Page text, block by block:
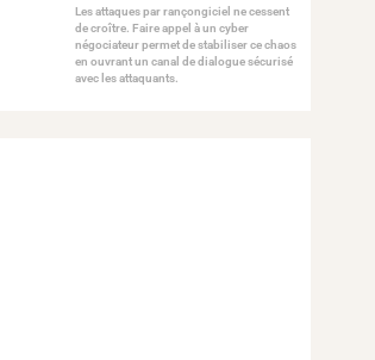
Les attaques par rançongiciel ne cessent
de croître. Faire appel à un cyber
négociateur permet de stabiliser ce chaos
en ouvrant un canal de dialogue sécurisé
avec les attaquants.